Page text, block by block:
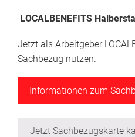
LOCALBENEFITS
Jetzt als Arbeitgeber
Sachbezug nutzen.
Informationen zum
Jetzt Sachbezugskarte